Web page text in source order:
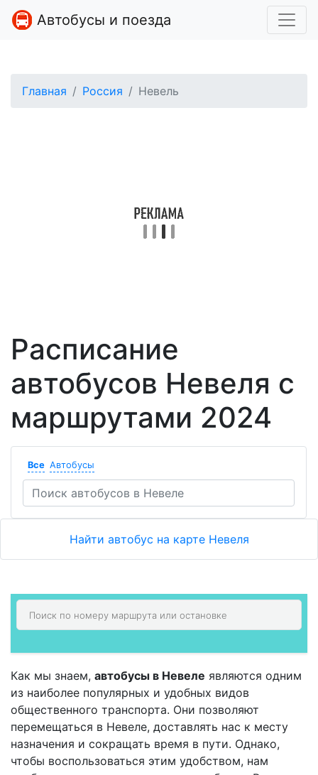
Автобусы и поезда
Главная Россия Невель
Расписание
автобусов Невеля с
маршрутами 2024
Все Автобусы
Найти автобус на карте Невеля
Как мы знаем, автобусы в Невеле являются одним
из наиболее популярных и удобных видов
общественного транспорта. Они позволяют
перемещаться в Невеле, доставлять нас к месту
назначения и сокращать время в пути. Однако,
чтобы воспользоваться этим удобством, нам